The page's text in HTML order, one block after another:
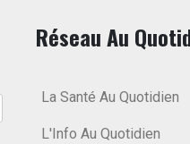
Réseau Au
La Santé Au Quotidien
L'Info Au Quotidien